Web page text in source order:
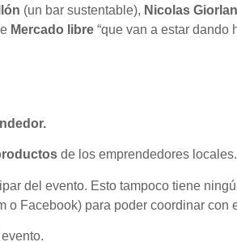
(un bar sustentable), Nicolas
Mercado libre “que van a estar dando
de los emprendedores locales.
del evento. Esto tampoco tiene
Facebook) para poder coordinar con